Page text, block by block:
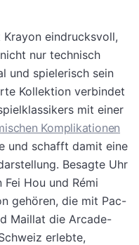
eindrucksvoll,
nur technisch
und spielerisch sein
Kollektion verbindet
mit einer
Komplikationen
und schafft damit eine
Besagte Uhr
Hou und Rémi
gehören, die mit Pac-
Maillat die Arcade-
erlebte,